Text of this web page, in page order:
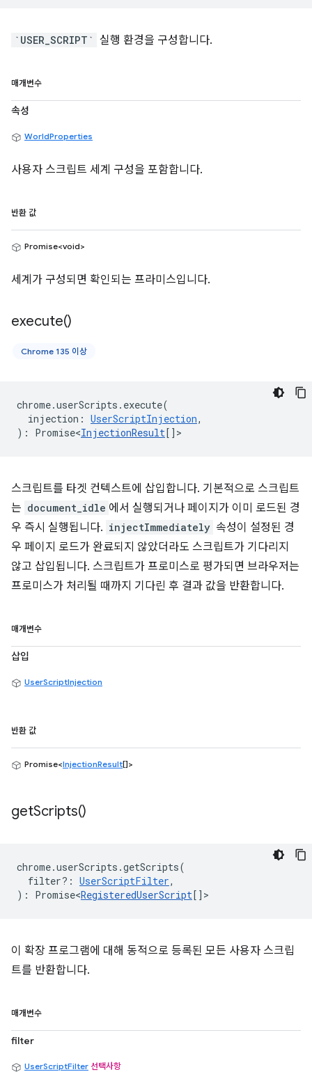
`USER_SCRIPT` 실행 환경을 구성합니다.
매개변수
속성
WorldProperties
사용자 스크립트 세계 구성을 포함합니다.
반환 값
Promise<void>
세계가 구성되면 확인되는 프라미스입니다.
execute()
Chrome 135 이상
chrome.userScripts . execute(
injection : UserScriptInjection,
) : Promise<InjectionResult [] >
스크립트를 타겟 컨텍스트에 삽입합니다. 기본적으로 스크립트
는 document_idle 에서 실행되거나 페이지가 이미 로드된 경
우 즉시 실행됩니다. injectImmediately 속성이 설정된 경
우 페이지 로드가 완료되지 않았더라도 스크립트가 기다리지
않고 삽입됩니다. 스크립트가 프로미스로 평가되면 브라우저는
프로미스가 처리될 때까지 기다린 후 결과 값을 반환합니다.
매개변수
삽입
UserScriptInjection
반환 값
Promise<InjectionResult[]>
getScripts()
chrome.userScripts .getScripts(
filter? : UserScriptFilter,
) : Promise<RegisteredUserScript [] >
이 확장 프로그램에 대해 동적으로 등록된 모든 사용자 스크립
트를 반환합니다.
매개변수
filter
UserScriptFilter 선택사항